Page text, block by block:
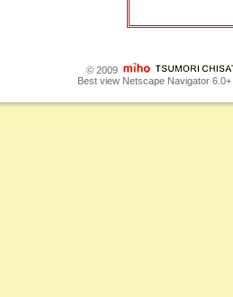
© 2009
Best view Netscape Navigator